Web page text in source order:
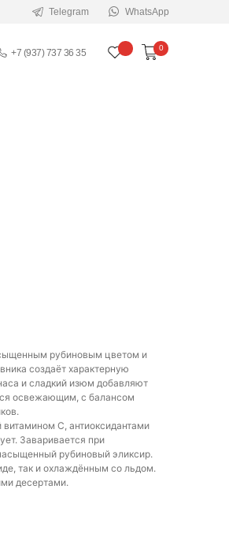
+7 (937) 737 36 35
Telegram WhatsApp
0
рубиновым цветом и
создаёт характерную
и сладкий изюм добавляют
освежающим, с балансом
С, антиоксидантами
Заваривается при
рубиновый эликсир.
так и охлаждённым со льдом.
десертами.